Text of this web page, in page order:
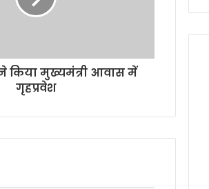
किया मुख्यमंत्री आवास में
गृहप्रवेश